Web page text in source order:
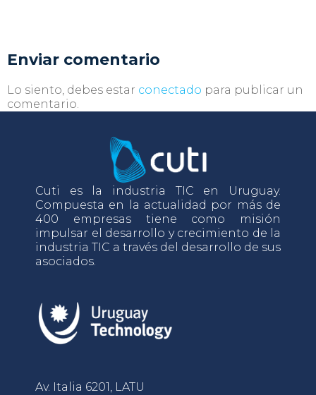
Enviar comentario
Lo siento, debes estar conectado para publicar un
comentario.
Cuti es la industria TIC en Uruguay.
Compuesta en la actualidad por más de
400 empresas tiene como misión
impulsar el desarrollo y crecimiento de la
industria TIC a través del desarrollo de sus
asociados.
Av. Italia 6201, LATU